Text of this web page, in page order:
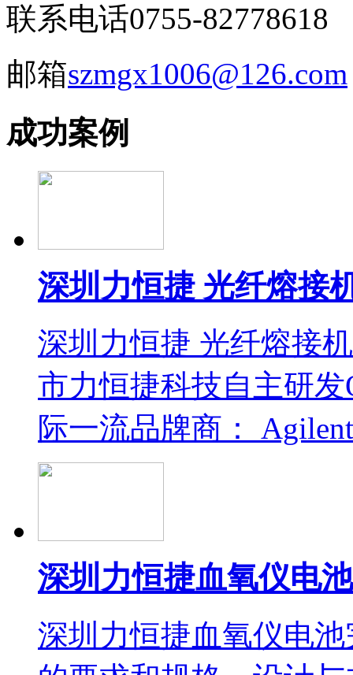
联系电话0755-82778618
邮箱szmgx1006@126.com
成功案例
深圳力恒捷 光纤熔接
深圳力恒捷 光纤熔接
市力恒捷科技自主研
际一流品牌商：
深圳力恒捷血氧仪电
深圳力恒捷血氧仪电